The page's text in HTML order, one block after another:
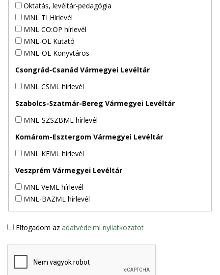
Oktatás, levéltár-pedagógia
MNL TI Hírlevél
MNL CO:OP hírlevél
MNL-OL Kutató
MNL-OL Könyvtáros
Csongrád-Csanád Vármegyei Levéltár
MNL CSML hírlevél
Szabolcs-Szatmár-Bereg Vármegyei Levéltár
MNL-SZSZBML hírlevél
Komárom-Esztergom Vármegyei Levéltár
MNL KEML hírlevél
Veszprém Vármegyei Levéltár
MNL VeML hírlevél
MNL-BAZML hírlevél
Elfogadom az adatvédelmi nyilatkozatot